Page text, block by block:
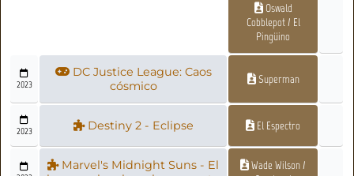
Oswald
Cobblepot / El
Pingüino
2023
DC Justice League: Caos
cósmico
Superman
2023 Destiny 2 - Eclipse El Espectro
Marvel's Midnight Suns - El
Wade Wilson /